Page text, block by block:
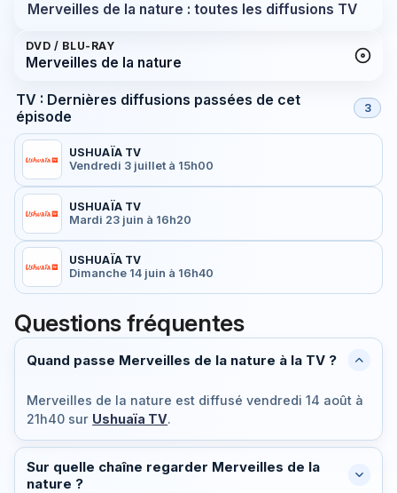
Merveilles de la nature : toutes les diffusions TV
DVD / BLU-RAY
Merveilles de la nature
TV : Dernières diffusions passées de cet
épisode
3
USHUAÏA TV
Vendredi 3 juillet à 15h00
USHUAÏA TV
Mardi 23 juin à 16h20
USHUAÏA TV
Dimanche 14 juin à 16h40
Questions fréquentes
Quand passe Merveilles de la nature à la TV ?
Merveilles de la nature est diffusévendredi 14 août à
21h40 sur Ushuaïa TV.
Sur quelle chaîne regarder Merveilles de la
nature ?